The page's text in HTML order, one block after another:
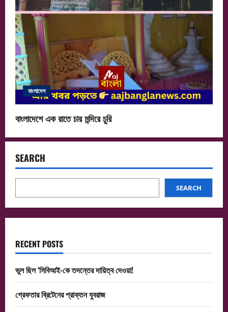
বাংলাদেশ
বাংলাদেশে এক রাতে চার মন্দিরে চুরি
SEARCH
SEARCH
RECENT POSTS
ভুল ছিল ‘সিবিআই-কে তদন্তের দায়িত্ব দেওয়া!
গ্রেফতার ব্রিটেনের প্রাক্তন যুবরাজ